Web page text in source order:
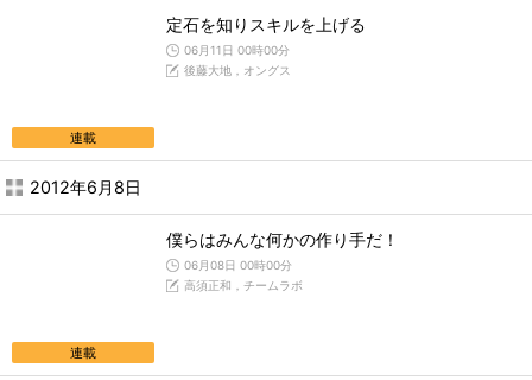
連載
定石を知りスキルを上げる
06月11日 00時00分
後藤大地，オングス
2012年6月8日
連載
僕らはみんな何かの作り手だ！
06月08日 00時00分
高須正和，チームラボ